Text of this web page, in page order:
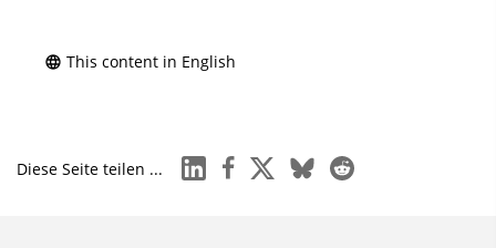
This content in English
Diese Seite teilen ... linkedinfacebook
x blueskyreddit